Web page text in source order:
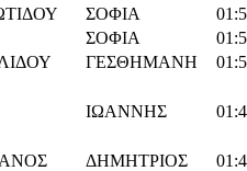
ΣΟΦΙΑ
ΣΟΦΙΑ
ΓΕΣΘΗΜΑΝΗ
ΙΩΑΝΝΗΣ
ΔΗΜΗΤΡΙΟΣ